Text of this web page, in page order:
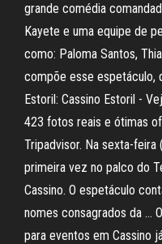
grande comédia
Kayete e uma equipe de
como: Paloma Santos,
compõe esse espetáculo,
Estoril: Cassino Estoril -
423 fotos reais e ótimas
Tripadvisor. Na sexta-
primeira vez no palco do
Cassino. O espetáculo
nomes consagrados da …
para eventos em Cassino